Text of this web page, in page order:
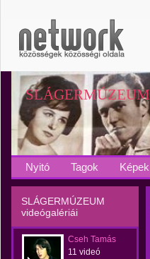
SLÁGERMÚZEUM
Nyitó Tagok Képek
SLÁGERMÚZEUM
videógalériái
Cseh Tamás
11 videó